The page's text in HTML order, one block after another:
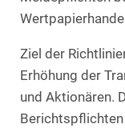
Ziel der
Erhöhung der
und Aktionären.